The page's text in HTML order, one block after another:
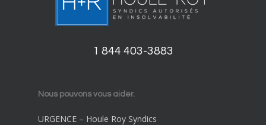
1 844 403-3883
Nous pouvons vous aider.
URGENCE – Houle Roy Syndics